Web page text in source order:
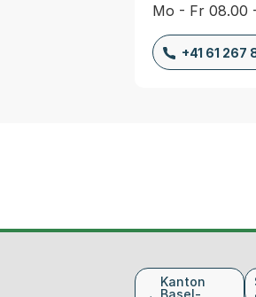
Mo - Fr 08.00
+41 61 267
Kanton
Basel-